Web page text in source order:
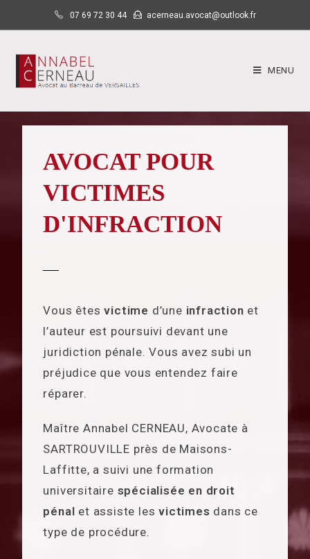
07 69 72 30 44 acerneau.avocat@outlook.fr
MENU
AVOCAT POUR
VICTIMES
D'INFRACTION
Vous êtesvictime d’une infraction et
l’auteur est poursuivi devant une
juridiction pénale. Vous avez subi un
préjudice que vous entendez faire
réparer.
Maître Annabel CERNEAU, Avocate à
SARTROUVILLE près de Maisons-
Laffitte, a suivi une formation
universitaire spécialisée en droit
pénal et assiste lesvictimes dans ce
type de procédure.